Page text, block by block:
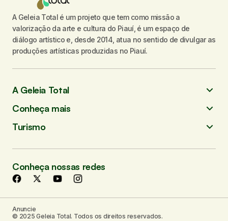
A Geleia Total é um projeto que tem como missão a
valorização da arte e cultura do Piauí, é um espaço de
diálogo artístico e, desde 2014, atua no sentido de divulgar as
produções artísticas produzidas no Piauí.
A Geleia Total
Conheça mais
Turismo
Conheça nossas redes
Anuncie
© 2025 Geleia Total. Todos os direitos reservados.